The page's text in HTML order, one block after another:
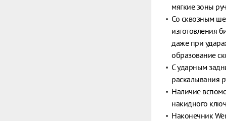
мягкие зоны
Со сквозным
изготовления
даже при
образование
С ударным
раскалывания
Наличие
накидного
Наконечник